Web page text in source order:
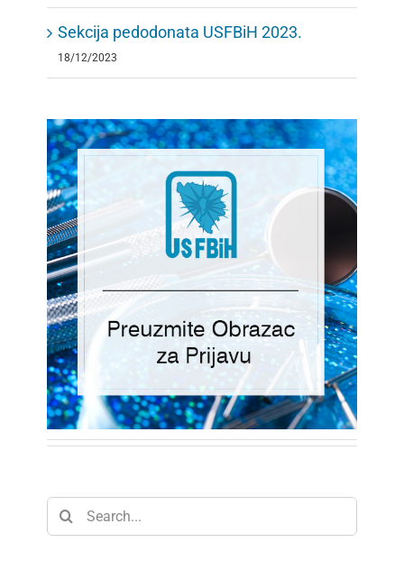
Sekcija pedodonata USFBiH 2023.
18/12/2023
Search
for: